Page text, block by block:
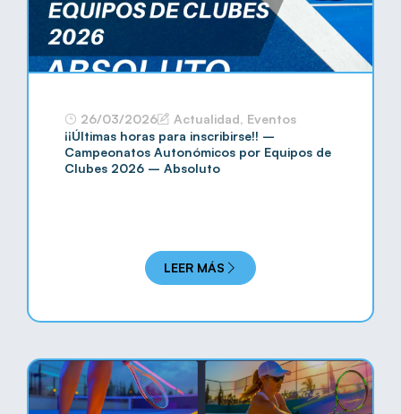
26/03/2026 Actualidad, Eventos
¡¡Últimas horas para inscribirse!! –
Campeonatos Autonómicos por Equipos de
Clubes 2026 – Absoluto
LEER MÁS